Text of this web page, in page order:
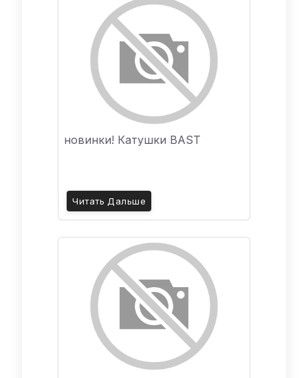
новинки! Катушки BAST
Читать Дальше